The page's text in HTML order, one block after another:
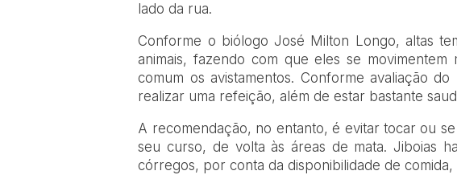
lado da rua.
Conforme o biólogo José Milton Longo, altas
animais, fazendo com que eles se
comum os avistamentos. Conforme avaliação
realizar uma refeição, além de estar bastante
A recomendação, no entanto, é evitar tocar ou
seu curso, de volta às áreas de mata. Jiboias
córregos, por conta da disponibilidade de